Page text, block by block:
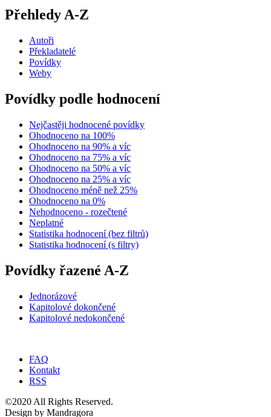
Přehledy A-Z
Autoři
Překladatelé
Povídky
Weby
Povídky podle hodnocení
Nejčastěji hodnocené povídky
Ohodnoceno na 100%
Ohodnoceno na 90% a víc
Ohodnoceno na 75% a víc
Ohodnoceno na 50% a víc
Ohodnoceno na 25% a víc
Ohodnoceno méně než 25%
Ohodnoceno na 0%
Nehodnoceno - rozečtené
Neplatné
Statistika hodnocení (bez filtrů)
Statistika hodnocení (s filtry)
Povídky řazené A-Z
Jednorázové
Kapitolové dokončené
Kapitolové nedokončené
FAQ
Kontakt
RSS
©2020 All Rights Reserved.
Design by Mandragora